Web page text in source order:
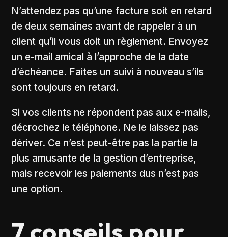
N’attendez pas qu’une facture soit en retard
de deux semaines avant de rappeler à un
client qu’il vous doit un règlement. Envoyez
un e-mail amical à l’approche de la date
d’échéance. Faites un suivi à nouveau s’ils
sont toujours en retard.
Si vos clients ne répondent pas aux e-mails,
décrochez le téléphone. Ne le laissez pas
dériver. Ce n’est peut-être pas la partie la
plus amusante de la gestion d’entreprise,
mais recevoir les paiements dus n’est pas
une option.